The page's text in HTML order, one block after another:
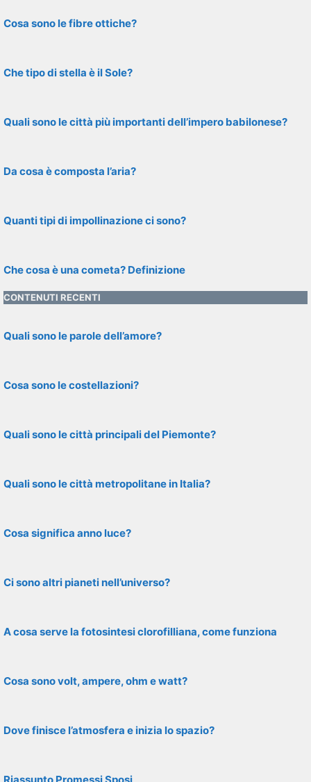
Cosa sono le fibre ottiche?
Che tipo di stella è il Sole?
Quali sono le città più importanti dell’impero babilonese?
Da cosa è composta l’aria?
Quanti tipi di impollinazione ci sono?
Che cosa è una cometa? Definizione
CONTENUTI RECENTI
Quali sono le parole dell’amore?
Cosa sono le costellazioni?
Quali sono le città principali del Piemonte?
Quali sono le città metropolitane in Italia?
Cosa significa anno luce?
Ci sono altri pianeti nell’universo?
A cosa serve la fotosintesi clorofilliana, come funziona
Cosa sono volt, ampere, ohm e watt?
Dove finisce l’atmosfera e inizia lo spazio?